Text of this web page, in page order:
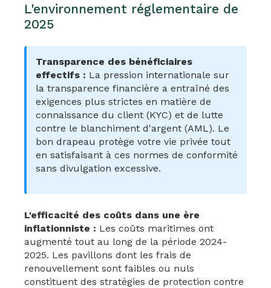
L'environnement réglementaire de
2025
Transparence des bénéficiaires
effectifs : La pression internationale sur
la transparence financière a entraîné des
exigences plus strictes en matière de
connaissance du client (KYC) et de lutte
contre le blanchiment d'argent (AML). Le
bon drapeau protège votre vie privée tout
en satisfaisant à ces normes de conformité
sans divulgation excessive.
L'efficacité des coûts dans une ère
inflationniste : Les coûts maritimes ont
augmenté tout au long de la période 2024-
2025. Les pavillons dont les frais de
renouvellement sont faibles ou nuls
constituent des stratégies de protection contre